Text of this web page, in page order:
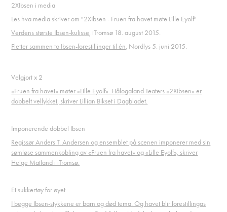
2XIbsen i media
Les hva media skriver om "2XIbsen - Fruen fra havet møte Lille Eyolf"
Verdens største Ibsen-kulisse, iTromsø 18. august 2015.
Fletter sammen to Ibsen-forestillinger til én, Nordlys 5. juni 2015.
Velgjort x 2
«Fruen fra havet» møter «Lille Eyolf». Hålogaland Teaters «2XIbsen» er
dobbelt vellykket, skriver Lillian Bikset i Dagbladet.
Imponerende dobbel Ibsen
Regissør Anders T. Andersen og ensemblet på scenen imponerer med sin
sømløse sammenkobling av «Fruen fra havet» og «Lille Eyolf», skriver
Helge Matland i iTromsø.
Et sukkertøy for øyet
I begge Ibsen-stykkene er barn og død tema. Og havet blir forestillingas